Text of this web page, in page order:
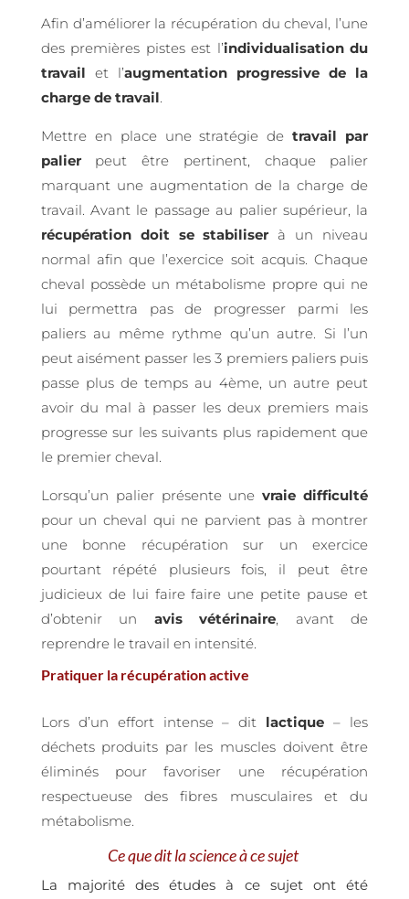
Afin d’améliorer la récupération du cheval, l’une
des premières pistes est l’individualisation du
travail et l’augmentation progressive de la
charge de travail
Mettre en place une stratégie de travail par
palierpeut être pertinent, chaque palier
marquant une augmentation de la charge de
travail. Avant le passage au palier supérieur, la
récupération doit se stabiliser à un niveau
normal afin que l’exercice soit acquis. Chaque
cheval possède un métabolisme propre qui ne
lui permettra pas de progresser parmi les
paliers au même rythme qu’un autre. Si l’un
peut aisément passer les 3 premiers paliers puis
passe plus de temps au 4ème, un autre peut
avoir du mal à passer les deux premiers mais
progresse sur les suivants plus rapidement que
le premier cheval.
Lorsqu’un palier présente unevraie difficulté
pour un cheval qui ne parvient pas à montrer
une bonne récupération sur un exercice
pourtant répété plusieurs fois, il peut être
judicieux de lui faire faire une petite pause et
d’obtenir un avis vétérinaire , avant de
reprendre le travail en intensité.
Pratiquer la récupération active
Lors d’un effort intense – dit lactique– les
déchets produits par les muscles doivent être
éliminés pour favoriser une récupération
respectueuse des fibres musculaires et du
métabolisme.
Ce que dit la science à ce sujet
La majorité des études à ce sujet ont été